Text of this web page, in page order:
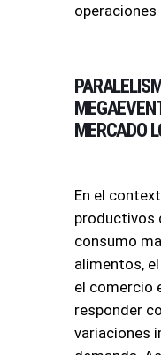
operaciones
MERCADO
En el
productivos
consumo
alimentos,
el comercio
responder
variaciones